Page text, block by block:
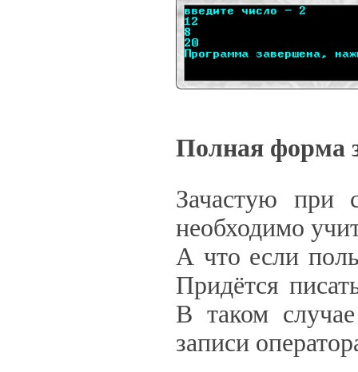
Полная форма
Зачастую при
необходимо
А что если
Придётся
В таком
записи